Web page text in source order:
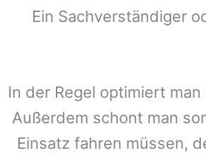
Ein Sachverständiger
In der Regel optimiert
Außerdem schont man
Einsatz fahren müssen,